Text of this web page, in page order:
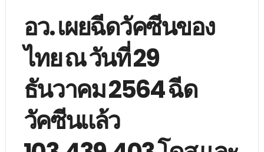
อว. เผยฉีดวัคซีนของ
ไทย ณ วันที่ 29
ธันวาคม 2564 ฉีด
วัคซีนแล้ว